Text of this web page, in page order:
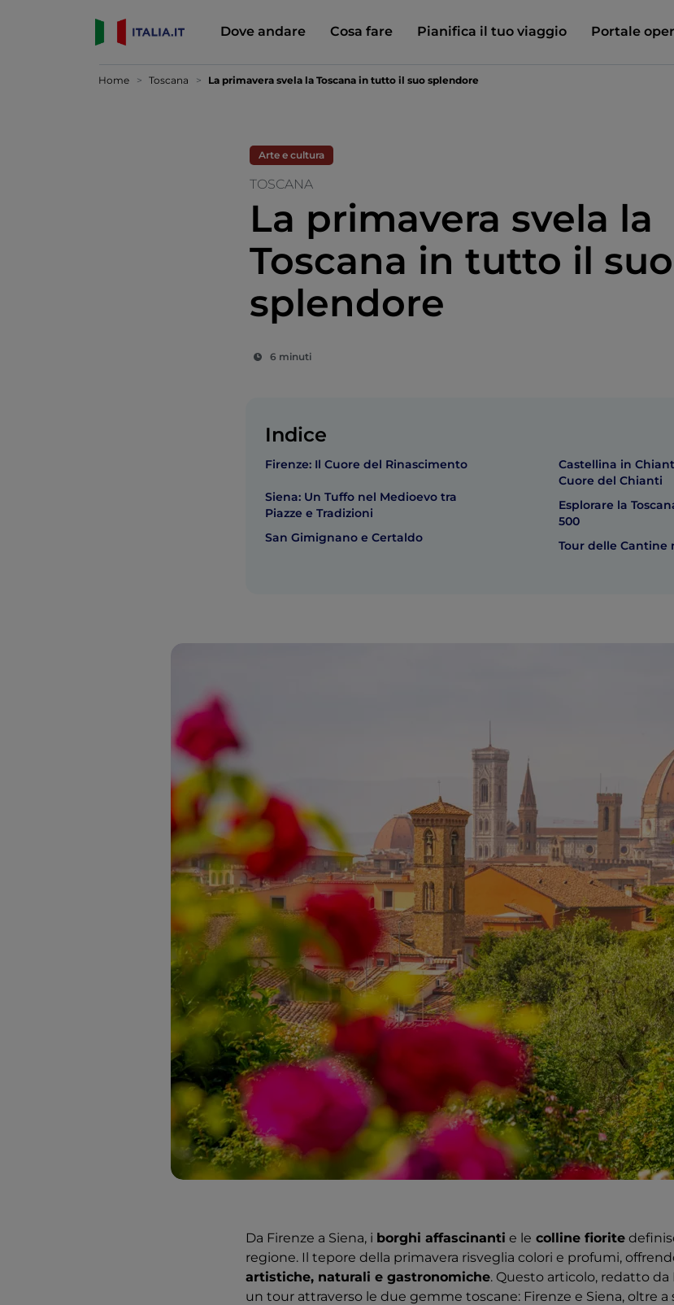
Dove andare Cosa fare Pianifica il tuo viaggio Portale
Home Toscana La primavera svela la Toscana in tutto il suo splendore
Arte e cultura
TOSCANA
La primavera svela la
Toscana in tutto il suo
splendore
6 minuti
Indice
Firenze: Il Cuore del Rinascimento
Siena: Un Tuffo nel Medioevo tra
Piazze e Tradizioni
San Gimignano e Certaldo
Castellina in
Cuore del Chianti
Esplorare la
500
Tour delle Cantine
Da Firenze a Siena, i borghi affascinanti e le colline fiorite
regione. Il tepore della primavera risveglia colori e profumi,
artistiche, naturali e gastronomiche. Questo articolo, redatto
un tour attraverso le due gemme toscane: Firenze e Siena, oltre